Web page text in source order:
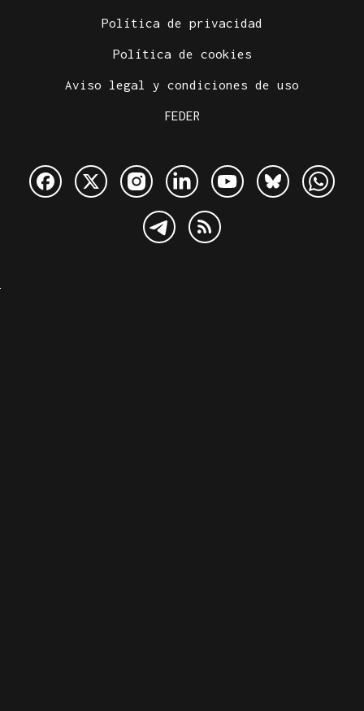
Política de privacidad
Política de cookies
Aviso legal y condiciones de uso
FEDER